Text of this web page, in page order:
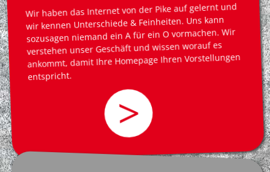
Wir haben das Internet von der Pike auf gelernt und
wir kennen Unterschiede & Feinheiten. Uns kann
sozusagen niemand ein A für ein O vormachen. Wir
verstehen unser Geschäft und wissen worauf es
ankommt, damit Ihre Homepage Ihren Vorstellungen
entspricht.
>